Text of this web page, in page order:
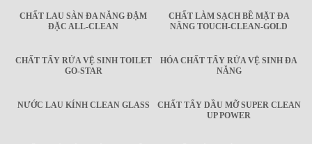
CHẤT LAU SÀN ĐA NĂNG ĐẬM
ĐẶC ALL-CLEAN
CHẤT LÀM SẠCH BỀ MẶT ĐA
NĂNG TOUCH-CLEAN-GOLD
CHẤT TẨY RỬA VỆ SINH TOILET
GO-STAR
HÓA CHẤT TẨY RỬA VỆ SINH ĐA
NĂNG
NƯỚC LAU KÍNH CLEAN GLASS
CHẤT TẨY DẦU MỠ SUPER CLEAN
UP POWER